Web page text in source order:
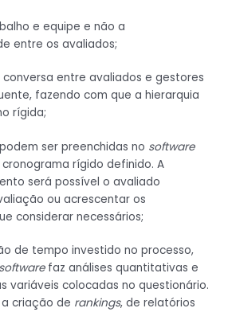
e equipe e não a
entre os avaliados;
conversa entre avaliados e gestores
fazendo com que a hierarquia
rígida;
ser preenchidas no software
rígido definido. A
será possível o avaliado
ou acrescentar os
considerar necessários;
de tempo investido no processo,
softwarefaz análises quantitativas e
variáveis colocadas no questionário.
criação de rankings, de relatórios